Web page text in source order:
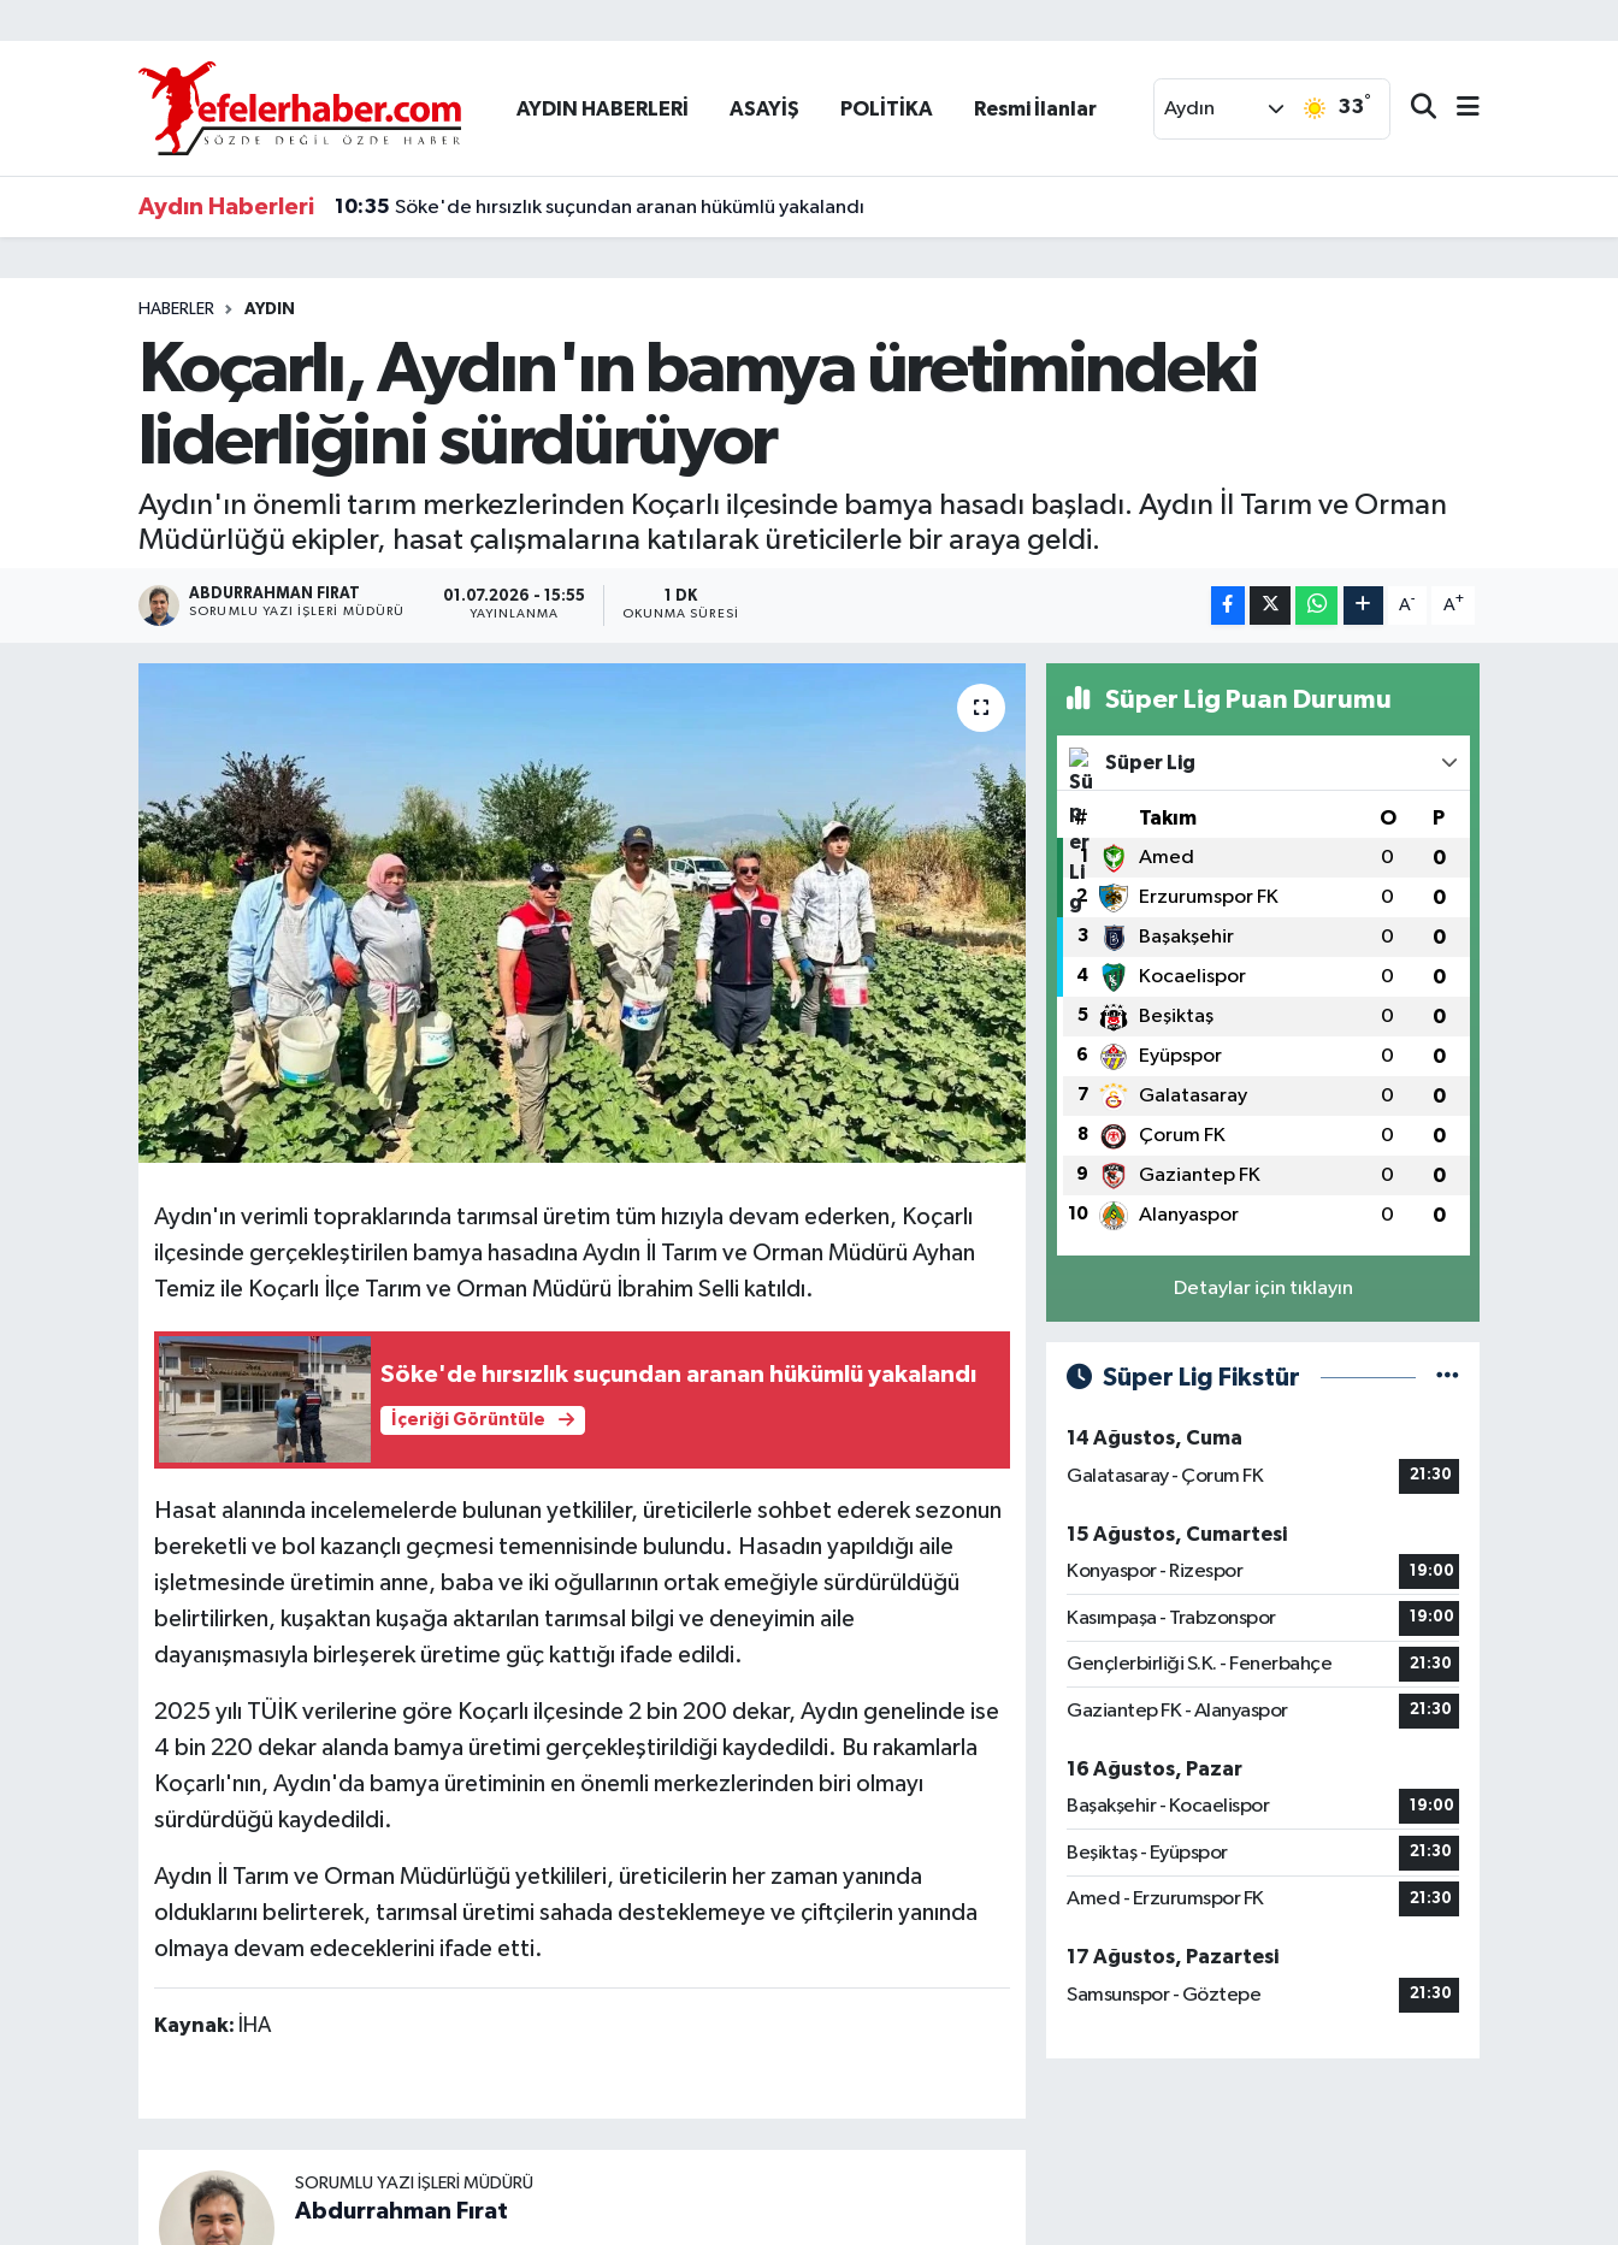
AYDIN HABERLERİ ASAYİŞ POLİTİKA Resmi İlanlar Aydın 33°
Aydın Haberleri 10:35 Söke'de hırsızlık suçundan aranan hükümlü yakalandı
HABERLER AYDIN
Koçarlı, Aydın'ın bamya üretimindeki
liderliğini sürdürüyor
Aydın'ın önemli tarım merkezlerinden Koçarlı ilçesinde bamya hasadı başladı. Aydın İl Tarım ve Orman
Müdürlüğü ekipler, hasat çalışmalarına katılarak üreticilerle bir araya geldi.
ABDURRAHMAN FIRAT
SORUMLU YAZI İŞLERI MÜDÜRÜ
01.07.2026 - 15:55
YAYINLANMA
1 DK
OKUNMA SÜRESI
A- A+
Aydın'ın verimli topraklarında tarımsal üretim tüm hızıyla devam ederken, Koçarlı
ilçesinde gerçekleştirilen bamya hasadına Aydın İl Tarım ve Orman Müdürü Ayhan
Temiz ile Koçarlı İlçe Tarım ve Orman Müdürü İbrahim Selli katıldı.
Söke'de hırsızlık suçundan aranan hükümlü yakalandı
İçeriği Görüntüle
Hasat alanında incelemelerde bulunan yetkililer, üreticilerle sohbet ederek sezonun
bereketli ve bol kazançlı geçmesi temennisinde bulundu. Hasadın yapıldığı aile
işletmesinde üretimin anne, baba ve iki oğullarının ortak emeğiyle sürdürüldüğü
belirtilirken, kuşaktan kuşağa aktarılan tarımsal bilgi ve deneyimin aile
dayanışmasıyla birleşerek üretime güç kattığı ifade edildi.
2025 yılı TÜİK verilerine göre Koçarlı ilçesinde 2 bin 200 dekar, Aydın genelinde ise
4 bin 220 dekar alanda bamya üretimi gerçekleştirildiği kaydedildi. Bu rakamlarla
Koçarlı'nın, Aydın'da bamya üretiminin en önemli merkezlerinden biri olmayı
sürdürdüğü kaydedildi.
Aydın İl Tarım ve Orman Müdürlüğü yetkilileri, üreticilerin her zaman yanında
olduklarını belirterek, tarımsal üretimi sahada desteklemeye ve çiftçilerin yanında
olmaya devam edeceklerini ifade etti.
Kaynak: İHA
SORUMLU YAZI İŞLERI MÜDÜRÜ
Abdurrahman Fırat
Süper Lig Puan Durumu
Süper Lig
# Takım O P
1 Amed 0 0
2 Erzurumspor FK 0 0
3 Başakşehir 0 0
4 Kocaelispor 0 0
5 Beşiktaş 0 0
6 Eyüpspor 0 0
7 Galatasaray 0 0
8 Çorum FK 0 0
9 Gaziantep FK 0 0
10 Alanyaspor 0 0
Detaylar için tıklayın
Süper Lig Fikstür
14 Ağustos, Cuma
Galatasaray - Çorum FK
21:30
15 Ağustos, Cumartesi
Konyaspor - Rizespor
19:00
Kasımpaşa - Trabzonspor 19:00
Gençlerbirliği S.K. - Fenerbahçe 21:30
Gaziantep FK - Alanyaspor 21:30
16 Ağustos, Pazar
Başakşehir - Kocaelispor
19:00
Beşiktaş - Eyüpspor 21:30
Amed - Erzurumspor FK 21:30
17 Ağustos, Pazartesi
Samsunspor - Göztepe
21:30
Nöbetçi Eczaneler
Hava Durumu
Aydin Namaz Vakitleri
Tüm Manşetler
Son Dakika Haberleri
Haber Arşivi